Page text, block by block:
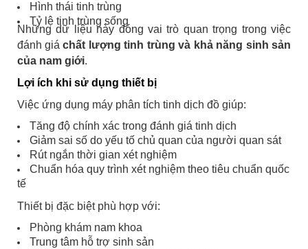
Hình thái tinh trùng
Tỷ lệ tinh trùng sống
Những dữ liệu này đóng vai trò quan trọng trong việc
đánh giá chất lượng tinh trùng và khả năng sinh sản
của nam giới.
Lợi ích khi sử dụng thiết bị
Việc ứng dụng máy phân tích tinh dịch đồ giúp:
Tăng độ chính xác trong đánh giá tinh dịch
Giảm sai số do yếu tố chủ quan của người quan sát
Rút ngắn thời gian xét nghiệm
Chuẩn hóa quy trình xét nghiệm theo tiêu chuẩn quốc
tế
Thiết bị đặc biệt phù hợp với:
Phòng khám nam khoa
Trung tâm hỗ trợ sinh sản